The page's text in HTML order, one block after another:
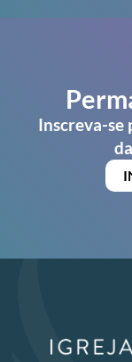
Inscreva-se